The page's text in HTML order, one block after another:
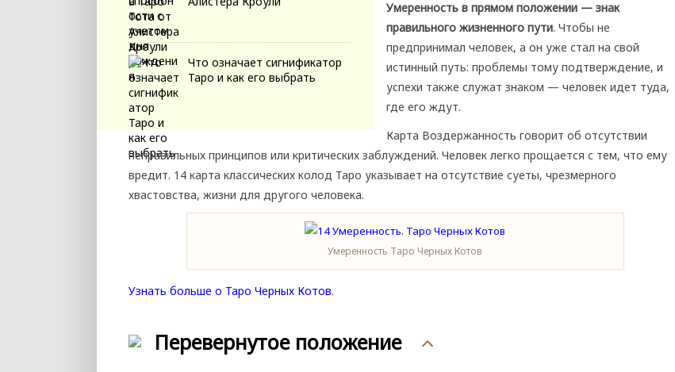
Что означает сигнификатор
Таро и как его выбрать
Умеренность в прямом положении — знак
правильного жизненного пути. Чтобы не
предпринимал человек, а он уже стал на свой
истинный путь: проблемы тому подтверждение, и
успехи также служат знаком — человек идет туда,
где его ждут.
Карта Воздержанность говорит об отсутствии
неправильных принципов или критических заблуждений. Человек легко прощается с тем, что ему
вредит. 14 карта классических колод Таро указывает на отсутствие суеты, чрезмерного
хвастовства, жизни для другого человека.
Умеренность Таро Черных Котов
Узнать больше о Таро Черных Котов.
Перевернутое положение